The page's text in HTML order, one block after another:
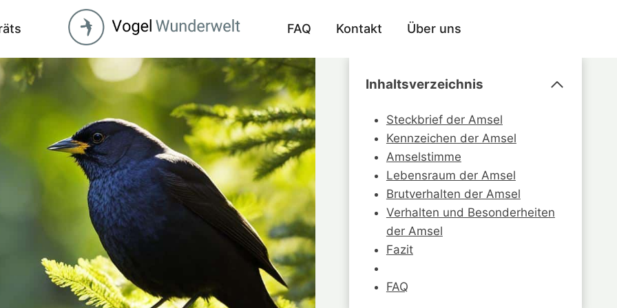
FAQ Kontakt Über uns
Inhaltsverzeichnis
Steckbrief der Amsel
Kennzeichen der Amsel
Amselstimme
Lebensraum der Amsel
Brutverhalten der Amsel
Verhalten und Besonderheiten
der Amsel
Fazit
FAQ